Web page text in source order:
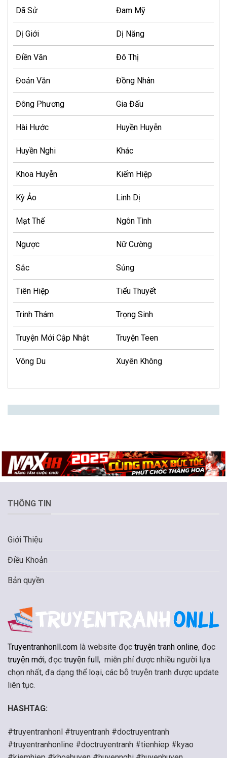
Dã Sử Đam Mỹ
Dị Giới Dị Năng
Điền Văn Đô Thị
Đoản Văn Đồng Nhân
Đông Phương Gia Đấu
Hài Hước Huyền Huyễn
Huyền Nghi Khác
Khoa Huyễn Kiếm Hiệp
Kỳ Ảo Linh Dị
Mạt Thế Ngôn Tình
Ngược Nữ Cường
Sắc Sủng
Tiên Hiệp Tiểu Thuyết
Trinh Thám Trọng Sinh
Truyện Mới Cập Nhật Truyện Teen
Võng Du Xuyên Không
THÔNG TIN
Giới Thiệu
Điều Khoản
Bản quyền
Truyentranhonll.com là website đọc truyện tranh online, đọc
truyện mới, đọc truyện full , miễn phí được nhiều người lựa
chọn nhất, đa dạng thể loại, các bộ truyện tranh được update
liên tục.
HASHTAG:
#truyentranhonl #truyentranh #doctruyentranh
#truyentranhonline #doctruyentranh #tienhiep #kyao